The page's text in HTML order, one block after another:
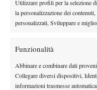
Utilizzare profili per la selezione
la personalizzazione dei
personalizzati, Sviluppare e
Funzionalità
Abbinare e combinare dati
Collegare diversi dispositivi,
informazioni trasmesse
Masters 1000 sulla terra
stagione